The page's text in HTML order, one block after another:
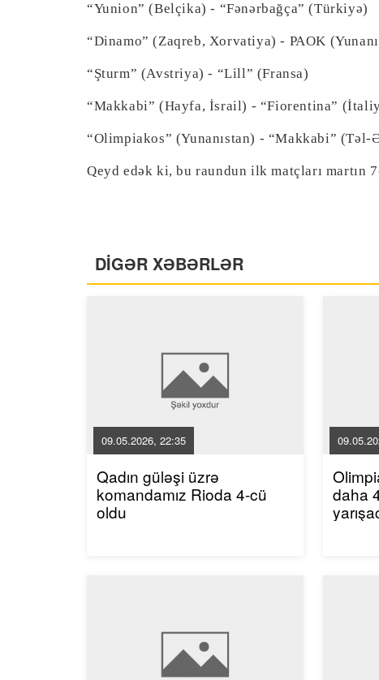
“Yunion” (Belçika) - “Fənərbağça” (Türkiyə)
“Dinamo” (Zaqreb, Xorvatiya) - PAOK
“Şturm” (Avstriya) - “Lill” (Fransa)
“Makkabi” (Hayfa, İsrail) - “Fiorentina”
“Olimpiakos” (Yunanıstan) - “Makkabi”
Qeyd edək ki, bu raundun ilk matçları martın
DİGƏR XƏBƏRLƏR
09.05.2026, 22:35
Qadın güləşi üzrə
komandamız Rioda 4-cü
oldu
daha